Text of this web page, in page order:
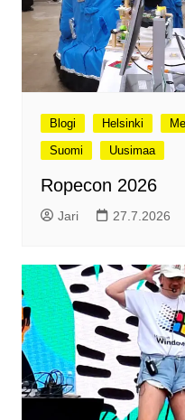
Blogi Helsinki
Suomi
Uusimaa
Ropecon 2026
Jari 27.7.2026